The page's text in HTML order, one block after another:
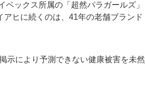
ックス所属の「超然パラガールズ」
ヒに続くのは、41年の老舗ブランド
により予測できない健康被害を未然